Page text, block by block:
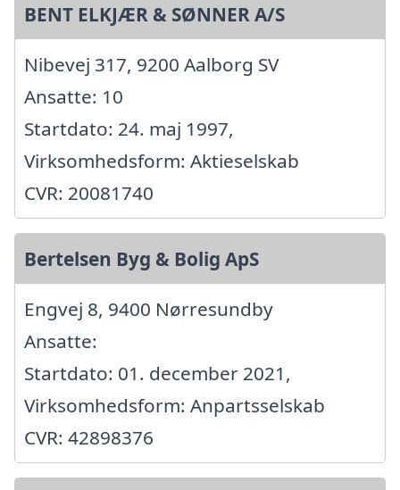
BENT ELKJÆR & SØNNER A/S
Nibevej 317, 9200 Aalborg SV
Ansatte: 10
Startdato: 24. maj 1997,
Virksomhedsform: Aktieselskab
CVR: 20081740
Bertelsen Byg & Bolig ApS
Engvej 8, 9400 Nørresundby
Ansatte:
Startdato: 01. december 2021,
Virksomhedsform: Anpartsselskab
CVR: 42898376